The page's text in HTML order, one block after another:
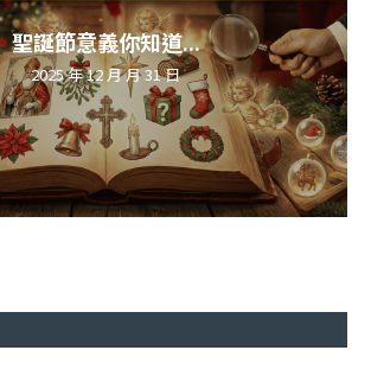
聖誕節意義你知道...
2025 年 12 月 月 31 日